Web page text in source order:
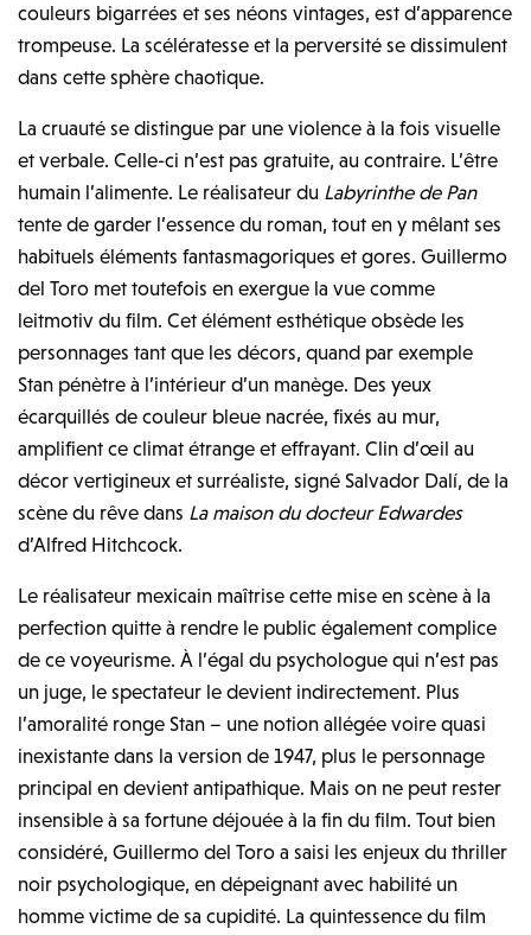
couleurs bigarrées et ses néons vintages, est d’apparence
trompeuse. La scélératesse et la perversité se dissimulent
dans cette sphère chaotique.
La cruauté se distingue par une violence à la fois visuelle
et verbale. Celle-ci n’est pas gratuite, au contraire. L’être
humain l’alimente. Le réalisateur du Labyrinthe de Pan
tente de garder l’essence du roman, tout en y mêlant ses
habituels éléments fantasmagoriques et gores. Guillermo
del Toro met toutefois en exergue la vue comme
leitmotiv du film. Cet élément esthétique obsède les
personnages tant que les décors, quand par exemple
Stan pénètre à l’intérieur d’un manège. Des yeux
écarquillés de couleur bleue nacrée, fixés au mur,
amplifient ce climat étrange et effrayant. Clin d’œil au
décor vertigineux et surréaliste, signé Salvador Dalí, de la
scène du rêve dans La maison du docteur Edwardes
d’Alfred Hitchcock.
Le réalisateur mexicain maîtrise cette mise en scène à la
perfection quitte à rendre le public également complice
de ce voyeurisme. À l’égal du psychologue qui n’est pas
un juge, le spectateur le devient indirectement. Plus
l’amoralité ronge Stan – une notion allégée voire quasi
inexistante dans la version de 1947, plus le personnage
principal en devient antipathique. Mais on ne peut rester
insensible à sa fortune déjouée à la fin du film. Tout bien
considéré, Guillermo del Toro a saisi les enjeux du thriller
noir psychologique, en dépeignant avec habilité un
homme victime de sa cupidité. La quintessence du film